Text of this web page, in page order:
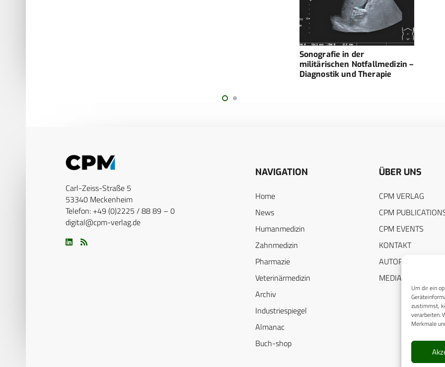
Um dir ein
zustimmst,
verarbeiten.
Merkmale
Sonografie in der
militärischen Notfallmedizin –
Diagnostik und Therapie
Carl-Zeiss-Straße 5
53340 Meckenheim
Telefon: +49 (0)2225 / 88 89 – 0
digital@cpm-verlag.de
NAVIGATION
Home
News
Humanmedizin
Zahnmedizin
Pharmazie
Veterinärmedizin
Archiv
Industriespiegel
Almanac
Buch-shop
ÜBER UNS
CPM VERLAG
CPM
CPM EVENTS
KONTAKT
AUTORENHINWEISE
MEDIADATEN